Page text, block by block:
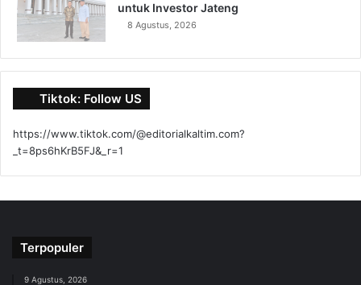
untuk Investor Jateng
8 Agustus, 2026
Tiktok: Follow US
https://www.tiktok.com/@editorialkaltim.com?
_t=8ps6hKrB5FJ&_r=1
Terpopuler
9 Agustus, 2026